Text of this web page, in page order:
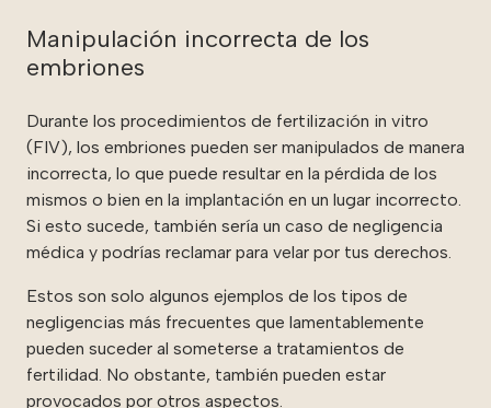
Manipulación incorrecta de los
embriones
Durante los procedimientos de fertilización in vitro
(FIV), los embriones pueden ser manipulados de manera
incorrecta, lo que puede resultar en la pérdida de los
mismos o bien en la implantación en un lugar incorrecto.
Si esto sucede, también sería un caso de negligencia
médica y podrías reclamar para velar por tus derechos.
Estos son solo algunos ejemplos de los tipos de
negligencias más frecuentes que lamentablemente
pueden suceder al someterse a tratamientos de
fertilidad. No obstante, también pueden estar
provocados por otros aspectos.